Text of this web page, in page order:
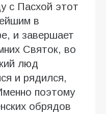
с Пасхой этот
в
и завершает
Святок, во
люд
и рядился,
поэтому
обрядов